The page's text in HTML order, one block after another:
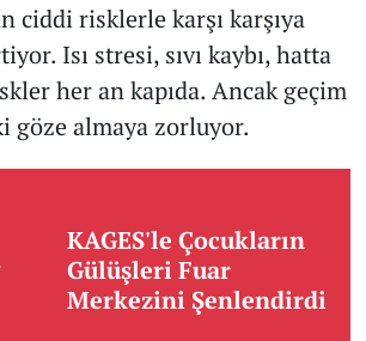
ciddi risklerle karşı karşıya
Isı stresi, sıvı kaybı, hatta
her an kapıda. Ancak geçim
göze almaya zorluyor.
KAGES'le Çocukların
Gülüşleri Fuar
Merkezini Şenlendirdi